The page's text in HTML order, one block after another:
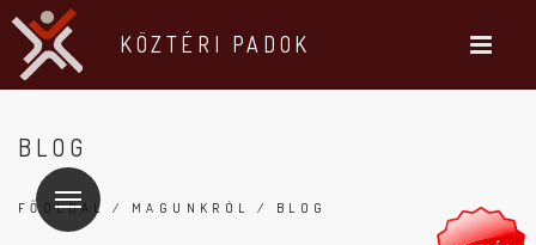
KÖZTÉRI PADOK
BLOG
FŐOLDAL / MAGUNKRÓL / BLOG